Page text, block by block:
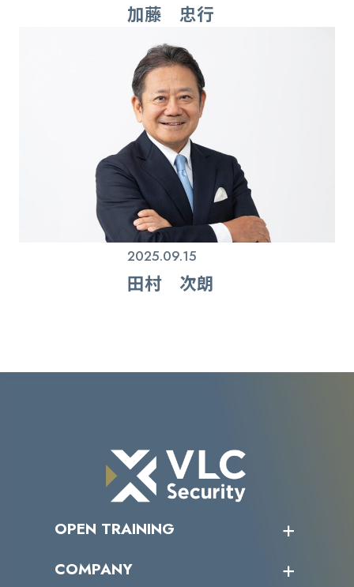
加藤 忠行
2025.09.15
田村 次朗
OPEN TRAINING
受講者の声
COMPANY